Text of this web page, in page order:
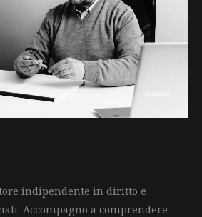
indipendente in diritto e
Accompagno a comprendere